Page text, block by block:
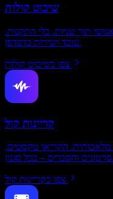
שיבוט קולות
תוך שניות. בלי התקנות.
עובד ישירות בדפדפן.
צפו בשיבוט קולות
קריינות קול
מלאכותית. הקריאו טקסטים,
סרטונים והסברים – בכל סגנון.
צפו בקריינות קול